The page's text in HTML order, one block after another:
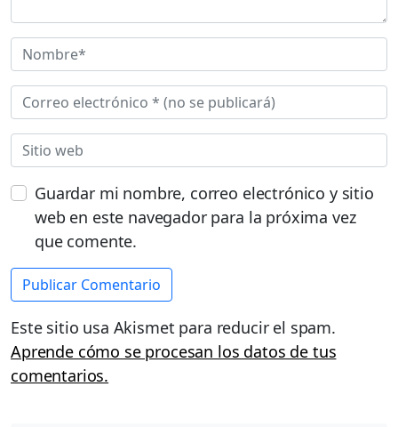
Guardar mi nombre, correo electrónico y sitio
web en este navegador para la próxima vez
que comente.
Este sitio usa Akismet para reducir el spam.
Aprende cómo se procesan los datos de tus
comentarios.